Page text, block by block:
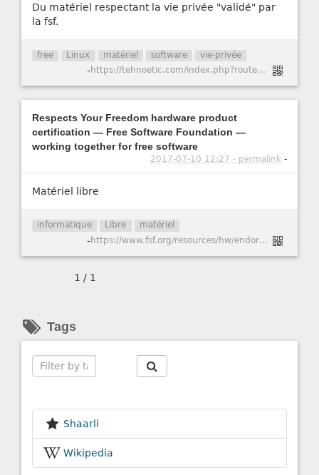
Du matériel respectant la vie privée "validé" par
la fsf.
free Linux matériel software vie-privée
- https://tehnoetic.com/index.php?route=common/home
Respects Your Freedom hardware product
certification — Free Software Foundation —
working together for free software
2017-07-10 12:27 - permalink -
Matériel libre
informatique Libre matériel
- https://www.fsf.org/resources/hw/endorsement/respects-your-freedom
1 / 1
Tags
Shaarli
Wikipedia